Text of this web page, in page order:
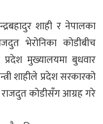
शाही र नेपालका
भेरोनिका कोडीबीच
प्रदेश मुख्यालयमा बुधवार
शाहीले प्रदेश सरकारको
राजदुत कोडीसँग आग्रह गरे